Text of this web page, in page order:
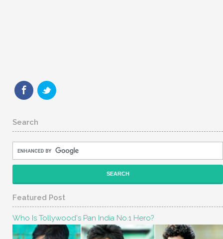
Search
Featured Post
Who Is Tollywood's Pan India No.1 Hero?